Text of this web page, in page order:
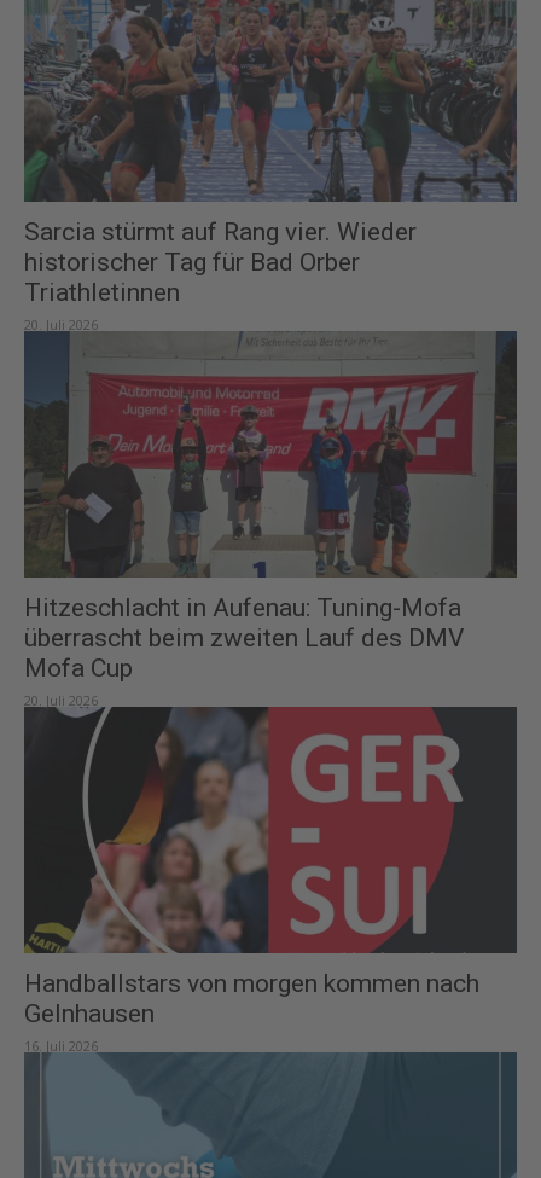
Sarcia stürmt auf Rang vier. Wieder
historischer Tag für Bad Orber
Triathletinnen
20. Juli 2026
Hitzeschlacht in Aufenau: Tuning-Mofa
überrascht beim zweiten Lauf des DMV
Mofa Cup
20. Juli 2026
Handballstars von morgen kommen nach
Gelnhausen
16. Juli 2026